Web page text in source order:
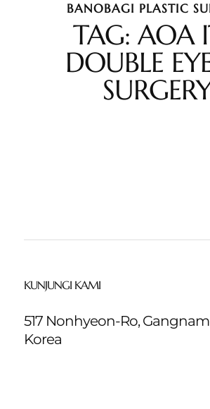
BANOBAGI PLASTIC
TAG: AOA
DOUBLE
KUNJUNGI KAMI
517 Nonhyeon-Ro,
Korea